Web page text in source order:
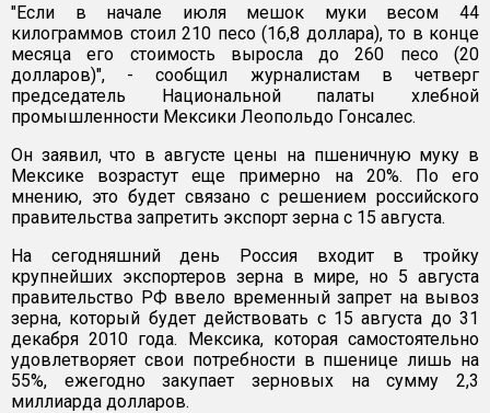
"Если в начале июля мешок муки весом 44
килограммов стоил 210 песо (16,8 доллара), то в конце
месяца его стоимость выросла до 260 песо (20
долларов)", - сообщил журналистам в четверг
председатель Национальной палаты хлебной
промышленности Мексики Леопольдо Гонсалес.
Он заявил, что в августе цены на пшеничную муку в
Мексике возрастут еще примерно на 20%. По его
мнению, это будет связано с решением российского
правительства запретить экспорт зерна с 15 августа.
На сегодняшний день Россия входит в тройку
крупнейших экспортеров зерна в мире, но 5 августа
правительство РФ ввело временный запрет на вывоз
зерна, который будет действовать с 15 августа до 31
декабря 2010 года. Мексика, которая самостоятельно
удовлетворяет свои потребности в пшенице лишь на
55%, ежегодно закупает зерновых на сумму 2,3
миллиарда долларов.